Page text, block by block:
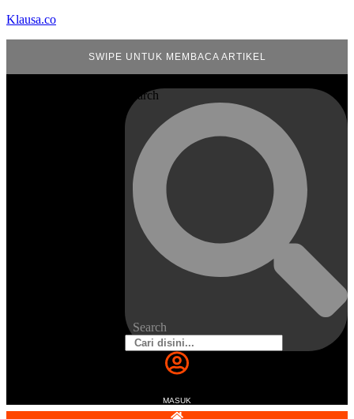
Klausa.co
SWIPE UNTUK MEMBACA ARTIKEL
Search
Search
MASUK